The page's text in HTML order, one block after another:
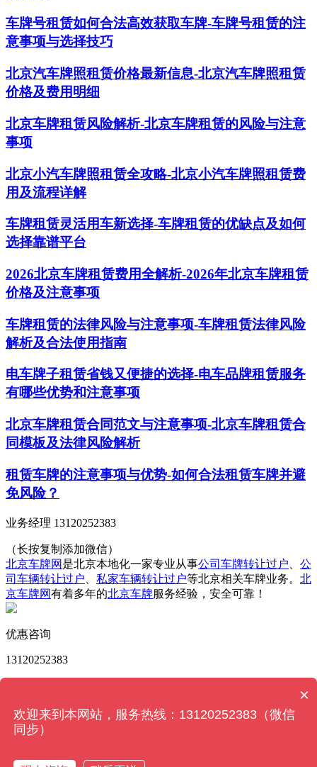
车牌号租赁如何合法高效获取车牌-车牌号租赁的注
意事项与选择技巧
北京汽车牌照租赁价格最新信息-北京汽车牌照租赁
价格及费用明细
北京车牌租赁风险解析-北京车牌租赁的风险与注意
事项
北京小汽车牌照租赁全攻略-北京小汽车牌照租赁费
用及流程详解
车牌租赁灵活用车新选择-车牌租赁的优缺点及如何
选择靠谱平台
2026北京车牌租赁费用全解析-2026年北京车牌租赁
价格及注意事项
车牌租赁的法律风险与注意事项-车牌租赁法律风险
解析及合法使用指南
电车牌子租赁省钱又便捷的选择-电车品牌租赁服务
有哪些优势和注意事项
北京车牌租赁合同范文与注意事项-北京车牌租赁合
同模板及法律风险解析
租赁车牌的注意事项与优势-如何合法租赁车牌并避
免风险？
业务经理 13120252383
（长按复制添加微信）
北京车牌网 是北京本地化一家专业从事公司车牌转让过户
公
司车辆转让过户
私家车辆转让过户等北京相关车牌业务。 北
京车牌网有着多年的北京车牌服务经验，安全可靠！
优惠咨询
13120252383
×
欢迎来到本网站，服务热线：13120252383（微信
同步）